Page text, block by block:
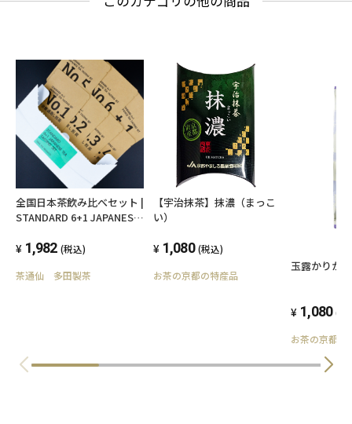
は避けられませんので、ご了承ください。
株式会社伊藤園
全国日本茶飲み比べセット |
STANDARD 6+1 JAPANESE
1,982 (税込)
茶通仙 多田製茶
【宇治抹茶】抹濃（まっこ
い）
1,080 (税込)
お茶の京都の特産品
玉露かりがね
1,080 (税
お茶の京都の